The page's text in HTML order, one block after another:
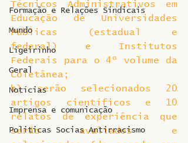
Formação e Relações Sindicais
Mundo
Ligeirinho
Geral
Notícias
Imprensa e comunicação
Politicas Socias Antirracismo
Técnicos Administrativos em
Educação de Universidades
Públicas (estadual e
federal) e Institutos
Federais para o 4º volume da
Coletânea;
b) serão selecionados 20
artigos científicos e 10
relatos de experiência que
serão avaliados e